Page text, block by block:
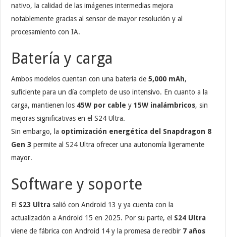
nativo, la calidad de las imágenes intermedias mejora
notablemente gracias al sensor de mayor resolución y al
procesamiento con IA.
Batería y carga
Ambos modelos cuentan con una batería de5,000 mAh,
suficiente para un día completo de uso intensivo. En cuanto a la
carga, mantienen los 45W por cable y15W inalámbricos, sin
mejoras significativas en el S24 Ultra.
Sin embargo, la optimización energética del Snapdragon 8
Gen 3 permite al S24 Ultra ofrecer una autonomía ligeramente
mayor.
Software y soporte
El S23 Ultra salió con Android 13 y ya cuenta con la
actualización a Android 15 en 2025. Por su parte, el S24 Ultra
viene de fábrica con Android 14 y la promesa de recibir 7 años